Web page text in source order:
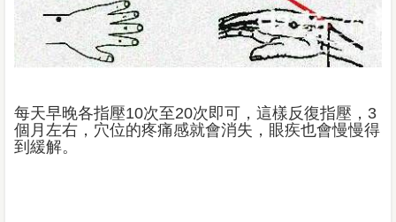
每天早晚各指壓10次至20次即可，這樣反復指壓，3
個月左右，穴位的疼痛感就會消失，眼疾也會慢慢得
到緩解。